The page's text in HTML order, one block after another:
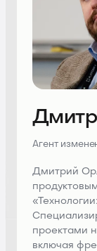
Агент
Дмитрий
проектами
включая